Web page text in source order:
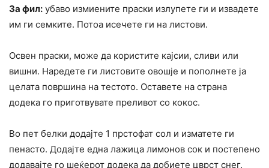
За фил: убаво измиените праски излупете ги и извадете
им ги семките. Потоа исечете ги на листови.
Освен праски, може да користите кајсии, сливи или
вишни. Наредете ги листовите овошје и пополнете ја
целата површина на тестото. Оставете на страна
додека го приготвувате преливот со кокос.
Во пет белки додајте 1 прстофат сол и изматете ги
пенасто. Додајте една лажица лимонов сок и постепено
додавајте го шеќерот додека да добиете цврст снег.